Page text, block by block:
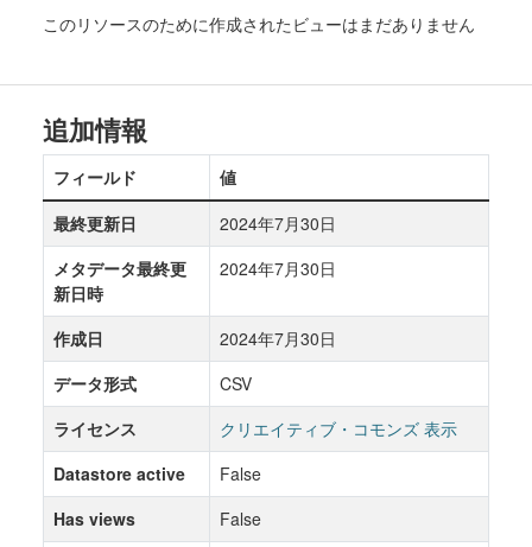
このリソースのために作成されたビューはまだありません
追加情報
フィールド
値
最終更新日
2024年7月30日
メタデータ最終更
新日時
2024年7月30日
作成日
2024年7月30日
データ形式
CSV
ライセンス
クリエイティブ・コモンズ 表示
Datastore active
False
Has views
False